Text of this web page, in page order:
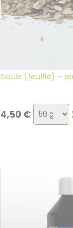
Saule (feuille) –
4,50 € Choix
de